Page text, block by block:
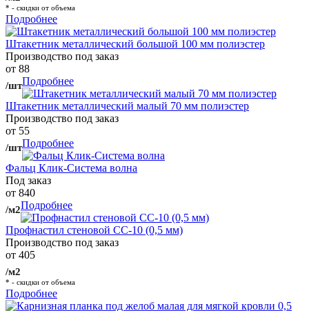
* - скидки от объема
Подробнее
Штакетник металлический большой 100 мм полиэстер
Производство под заказ
от 88
/штПодробнее
Штакетник металлический малый 70 мм полиэстер
Производство под заказ
от 55
/штПодробнее
Фальц Клик-Система волна
Под заказ
от 840
/м2Подробнее
Профнастил стеновой СС-10 (0,5 мм)
Производство под заказ
от 405
/м2
* - скидки от объема
Подробнее